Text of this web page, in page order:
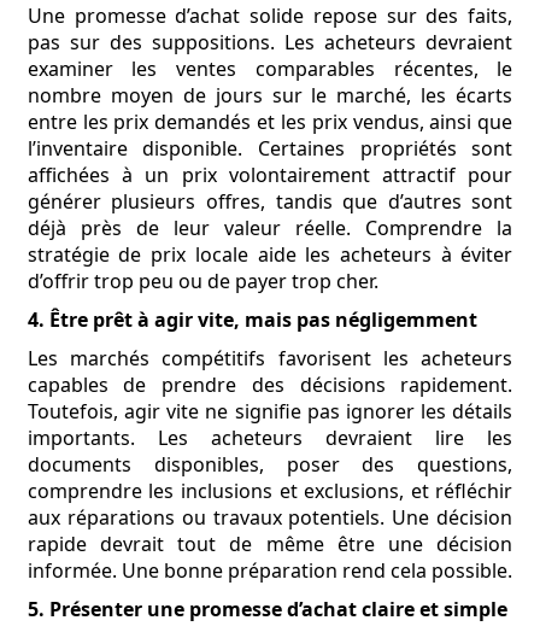
Une promesse d’achat solide repose sur des faits,
pas sur des suppositions. Les acheteurs devraient
examiner les ventes comparables récentes, le
nombre moyen de jours sur le marché, les écarts
entre les prix demandés et les prix vendus, ainsi que
l’inventaire disponible. Certaines propriétés sont
affichées à un prix volontairement attractif pour
générer plusieurs offres, tandis que d’autres sont
déjà près de leur valeur réelle. Comprendre la
stratégie de prix locale aide les acheteurs à éviter
d’offrir trop peu ou de payer trop cher.
4. Être prêt à agir vite, mais pas négligemment
Les marchés compétitifs favorisent les acheteurs
capables de prendre des décisions rapidement.
Toutefois, agir vite ne signifie pas ignorer les détails
importants. Les acheteurs devraient lire les
documents disponibles, poser des questions,
comprendre les inclusions et exclusions, et réfléchir
aux réparations ou travaux potentiels. Une décision
rapide devrait tout de même être une décision
informée. Une bonne préparation rend cela possible.
5. Présenter une promesse d’achat claire et simple